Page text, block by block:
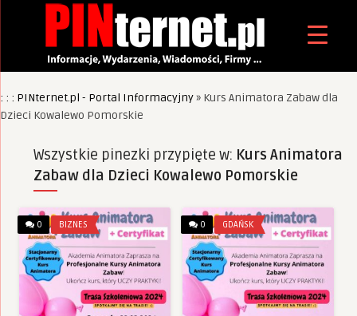
: : : PINternet.pl - Portal Informacyjny» Kurs Animatora Zabaw dla
Dzieci Kowalewo Pomorskie
Wszystkie pinezki przypięte w: Kurs Animatora
Zabaw dla Dzieci Kowalewo Pomorskie
0 BIZNES 0 GDAŃSK